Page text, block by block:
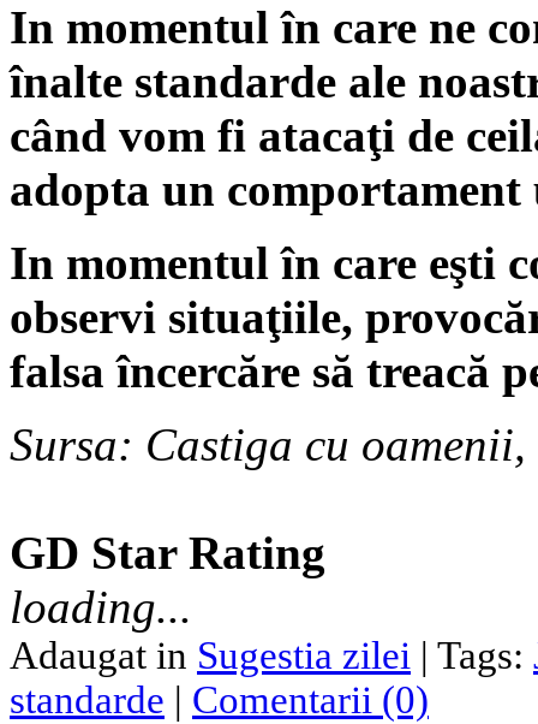
In momentul în care ne
înalte standarde ale
când vom fi atacaţi de
adopta un comportament
In momentul în care eşti
observi situaţiile,
falsa încercăre să treacă
Sursa: Castiga cu
GD Star Rating
loading...
Adaugat in Sugestia zilei | Tags:
standarde | Comentarii (0)